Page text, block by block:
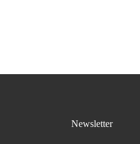
Newsletter